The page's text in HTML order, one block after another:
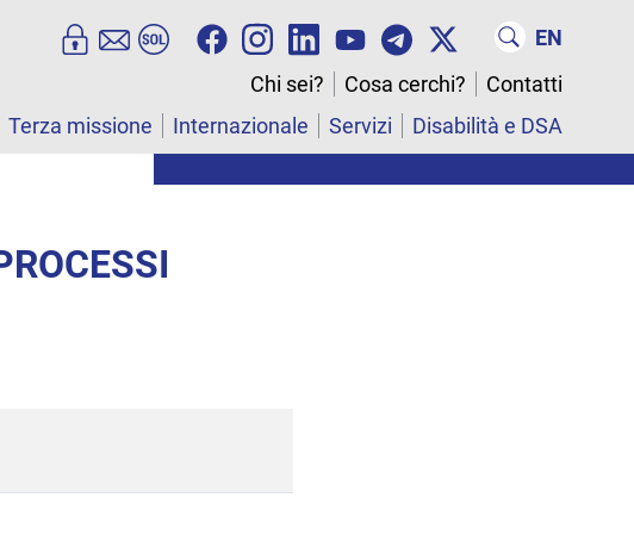
EN
Chi sei?
Cosa cerchi?
Contatti
Terza missione Internazionale Servizi Disabilità e DSA